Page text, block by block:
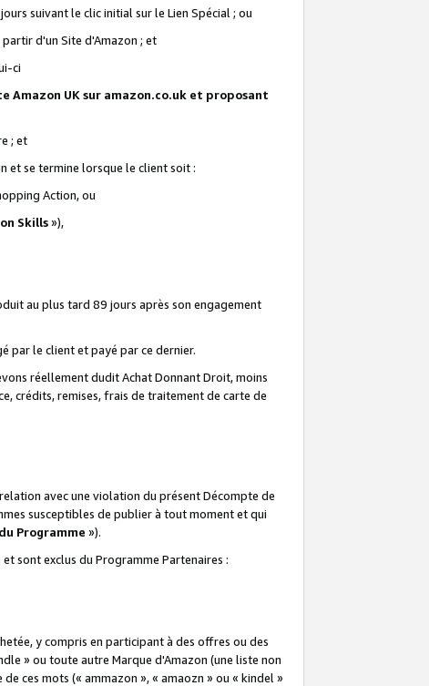
suivant le clic initial sur le Lien Spécial ; ou
d'un Site d'Amazon ; et
ci
UK sur amazon.co.uk et proposant
; et
et se termine lorsque le client soit :
Action, ou
Skills»),
au plus tard 89 jours après son engagement
par le client et payé par ce dernier.
réellement dudit Achat Donnant Droit, moins
crédits, remises, frais de traitement de carte de
avec une violation du présent Décompte de
susceptibles de publier à tout moment et qui
Programme »).
sont exclus du Programme Partenaires :
y compris en participant à des offres ou des
» ou toute autre Marque d'Amazon (une liste non
ces mots (« ammazon », « amaozn » ou « kindel »